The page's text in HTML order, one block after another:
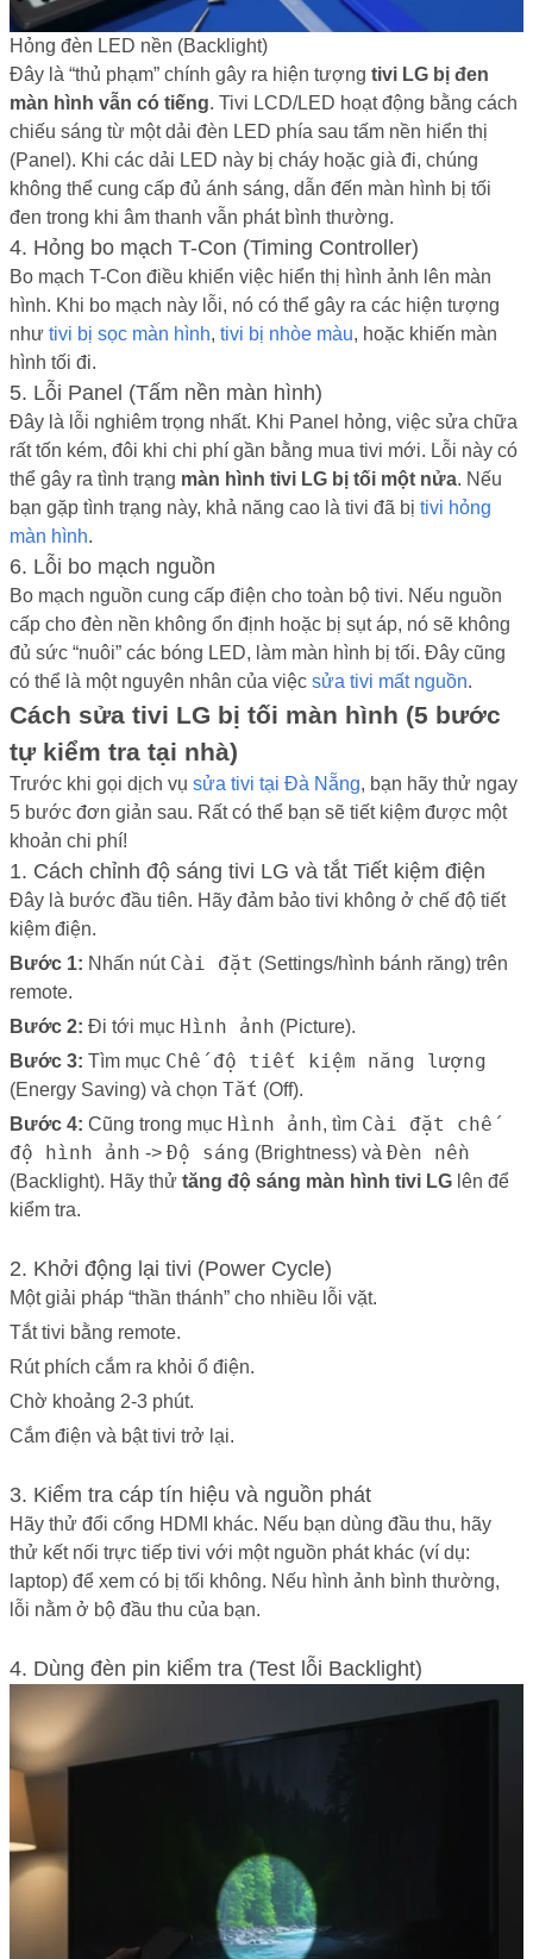
Hỏng đèn LED nền (Backlight)
Đây là “thủ phạm” chính gây ra hiện tượng tivi LG bị đen
màn hình vẫn có tiếng. Tivi LCD/LED hoạt động bằng cách
chiếu sáng từ một dải đèn LED phía sau tấm nền hiển thị
(Panel). Khi các dải LED này bị cháy hoặc già đi, chúng
không thể cung cấp đủ ánh sáng, dẫn đến màn hình bị tối
đen trong khi âm thanh vẫn phát bình thường.
4. Hỏng bo mạch T-Con (Timing Controller)
Bo mạch T-Con điều khiển việc hiển thị hình ảnh lên màn
hình. Khi bo mạch này lỗi, nó có thể gây ra các hiện tượng
như tivi bị sọc màn hình, tivi bị nhòe màu, hoặc khiến màn
hình tối đi.
5. Lỗi Panel (Tấm nền màn hình)
Đây là lỗi nghiêm trọng nhất. Khi Panel hỏng, việc sửa chữa
rất tốn kém, đôi khi chi phí gần bằng mua tivi mới. Lỗi này có
thể gây ra tình trạng màn hình tivi LG bị tối một nửa. Nếu
bạn gặp tình trạng này, khả năng cao là tivi đã bị tivi hỏng
màn hình.
6. Lỗi bo mạch nguồn
Bo mạch nguồn cung cấp điện cho toàn bộ tivi. Nếu nguồn
cấp cho đèn nền không ổn định hoặc bị sụt áp, nó sẽ không
đủ sức “nuôi” các bóng LED, làm màn hình bị tối. Đây cũng
có thể là một nguyên nhân của việc sửa tivi mất nguồn.
Cách sửa tivi LG bị tối màn hình (5 bước
tự kiểm tra tại nhà)
Trước khi gọi dịch vụ sửa tivi tại Đà Nẵng, bạn hãy thử ngay
5 bước đơn giản sau. Rất có thể bạn sẽ tiết kiệm được một
khoản chi phí!
1. Cách chỉnh độ sáng tivi LG và tắt Tiết kiệm điện
Đây là bước đầu tiên. Hãy đảm bảo tivi không ở chế độ tiết
kiệm điện.
Bước 1: Nhấn nút Cài đặt (Settings/hình bánh răng) trên
remote.
Bước 2: Đi tới mục Hình ảnh (Picture).
Bước 3: Tìm mục Chế độ tiết kiệm năng lượng
(Energy Saving) và chọn Tắt (Off).
Bước 4: Cũng trong mục Hình ảnh, tìm Cài đặt chế
độ hình ảnh -> Độ sáng (Brightness) và Đèn nền
(Backlight). Hãy thử tăng độ sáng màn hình tivi LG lên để
kiểm tra.
2. Khởi động lại tivi (Power Cycle)
Một giải pháp “thần thánh” cho nhiều lỗi vặt.
Tắt tivi bằng remote.
Rút phích cắm ra khỏi ổ điện.
Chờ khoảng 2-3 phút.
Cắm điện và bật tivi trở lại.
3. Kiểm tra cáp tín hiệu và nguồn phát
Hãy thử đổi cổng HDMI khác. Nếu bạn dùng đầu thu, hãy
thử kết nối trực tiếp tivi với một nguồn phát khác (ví dụ:
laptop) để xem có bị tối không. Nếu hình ảnh bình thường,
lỗi nằm ở bộ đầu thu của bạn.
4. Dùng đèn pin kiểm tra (Test lỗi Backlight)